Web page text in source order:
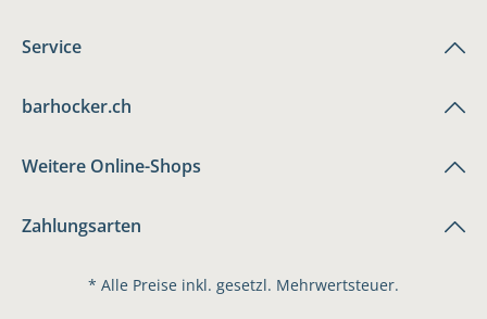
Service
barhocker.ch
Weitere Online-Shops
Zahlungsarten
* Alle Preise inkl. gesetzl. Mehrwertsteuer.